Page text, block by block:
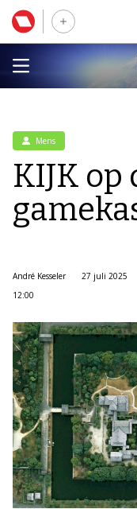
Mens
KIJK op
André Kesseler
27 juli 2025
12:00